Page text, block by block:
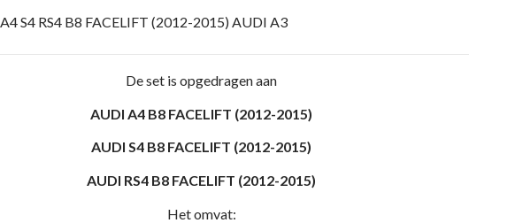
A4 S4 RS4 B8 FACELIFT (2012-2015) AUDI A3
De set is opgedragen aan
AUDI A4 B8 FACELIFT (2012-2015)
AUDI S4 B8 FACELIFT (2012-2015)
AUDI RS4 B8 FACELIFT (2012-2015)
Het omvat: